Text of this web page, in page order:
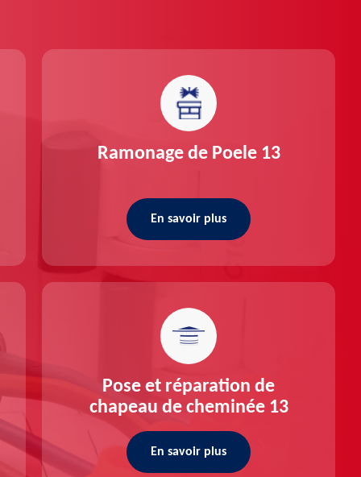
Ramonage de Poele 13
En savoir plus
Pose et réparation de
chapeau de cheminée 13
En savoir plus